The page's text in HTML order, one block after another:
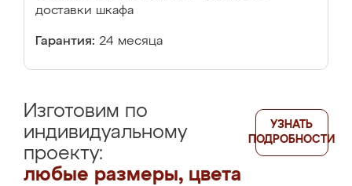
доставки шкафа
Гарантия: 24 месяца
Изготовим по
индивидуальному
проекту:
любые размеры, цвета
УЗНАТЬ
ПОДРОБНОСТИ